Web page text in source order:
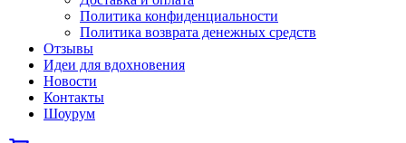
Политика конфиденциальности
Политика возврата денежных средств
Отзывы
Идеи для вдохновения
Новости
Контакты
Шоурум